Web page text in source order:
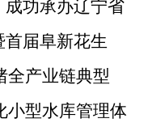
成功承办辽宁省
首届阜新花生
全产业链典型
小型水库管理体